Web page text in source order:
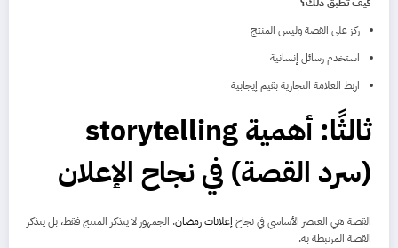
ركز على القصة وليس المنتج
استخدم رسائل إنسانية
اربط العلامة التجارية بقيم إيجابية
ثالثًا: أهمية storytelling
(سرد القصة) في نجاح الإعلان
القصة هي العنصر الأساسي في نجاح إعلانات رمضان. الجمهور لا يتذكر المنتج فقط، بل يتذكر
القصة المرتبطة به.